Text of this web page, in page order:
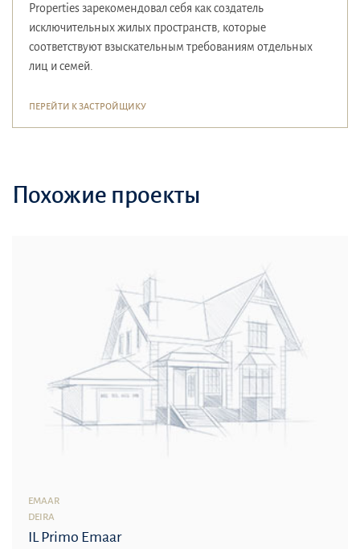
Properties зарекомендовал себя как создатель
исключительных жилых пространств, которые
соответствуют взыскательным требованиям отдельных
лиц и семей.
ПЕРЕЙТИ К ЗАСТРОЙЩИКУ
Похожие проекты
EMAAR
DEIRA
IL Primo Emaar